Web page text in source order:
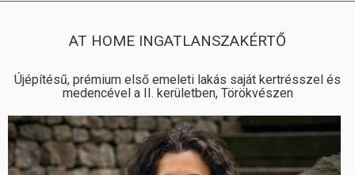
AT HOME INGATLANSZAKÉRTŐ
Újépítésű, prémium első emeleti lakás saját kertrésszel és
medencével a II. kerületben, Törökvészen